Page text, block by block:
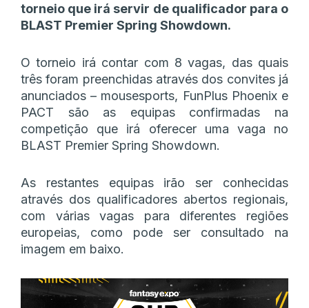
torneio que irá servir de qualificador para o
BLAST Premier Spring Showdown.
O torneio irá contar com 8 vagas, das quais
três foram preenchidas através dos convites já
anunciados – mousesports, FunPlus Phoenix e
PACT são as equipas confirmadas na
competição que irá oferecer uma vaga no
BLAST Premier Spring Showdown.
As restantes equipas irão ser conhecidas
através dos qualificadores abertos regionais,
com várias vagas para diferentes regiões
europeias, como pode ser consultado na
imagem em baixo.